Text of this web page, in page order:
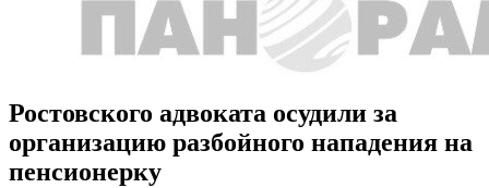
Ростовского адвоката осудили за
организацию разбойного нападения на
пенсионерку